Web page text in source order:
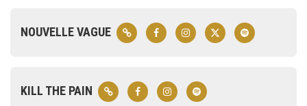
NOUVELLE VAGUE
KILL THE PAIN